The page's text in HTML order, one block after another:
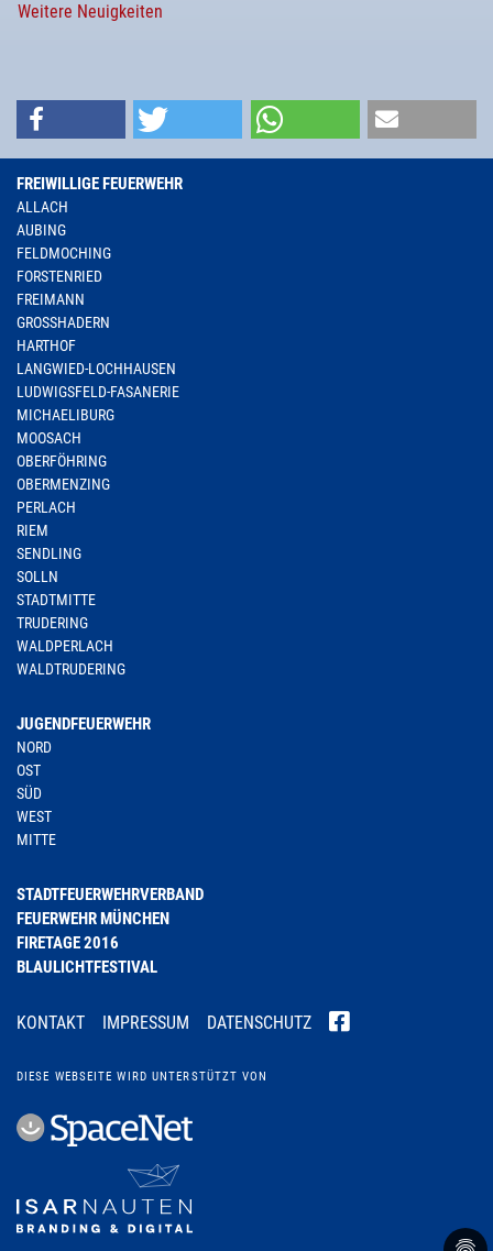
Weitere Neuigkeiten
FREIWILLIGE FEUERWEHR
ALLACH
AUBING
FELDMOCHING
FORSTENRIED
FREIMANN
GROSSHADERN
HARTHOF
LANGWIED-LOCHHAUSEN
LUDWIGSFELD-FASANERIE
MICHAELIBURG
MOOSACH
OBERFÖHRING
OBERMENZING
PERLACH
RIEM
SENDLING
SOLLN
STADTMITTE
TRUDERING
WALDPERLACH
WALDTRUDERING
JUGENDFEUERWEHR
NORD
OST
SÜD
WEST
MITTE
STADTFEUERWEHRVERBAND
FEUERWEHR MÜNCHEN
FIRETAGE 2016
BLAULICHTFESTIVAL
KONTAKT IMPRESSUM DATENSCHUTZ
DIESE WEBSEITE WIRD UNTERSTÜTZT VON